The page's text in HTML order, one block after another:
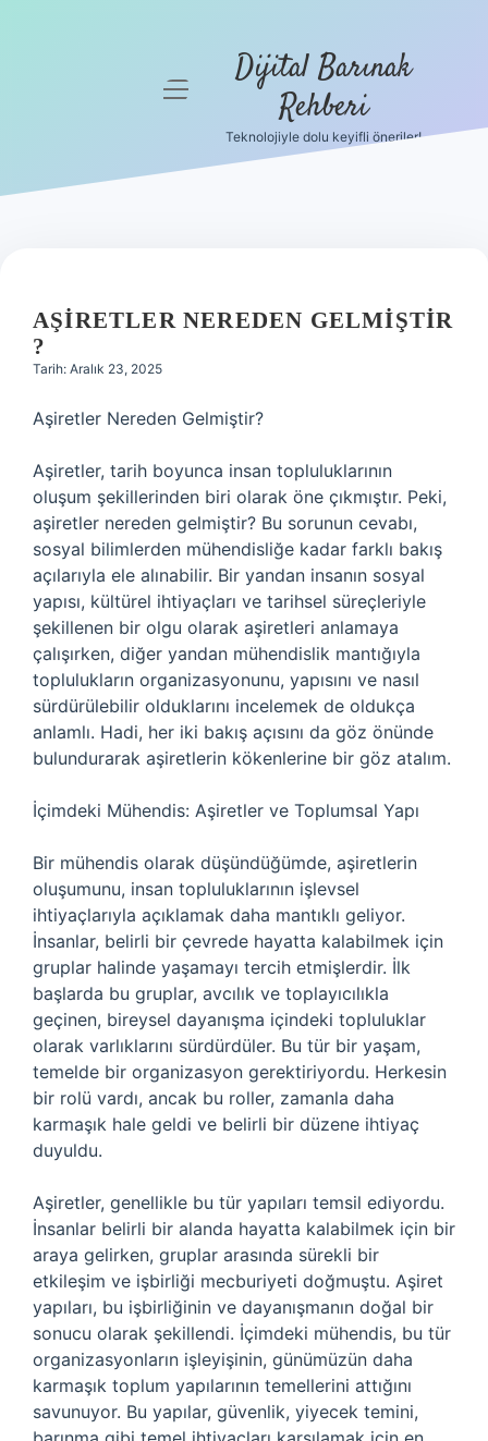
Hakkımızda
menüyü
Dijital Barınak
Rehberi
Teknolojiyle dolu keyifli öneriler!
AŞIRETLER NEREDEN GELMIŞTIR
?
Tarih: Aralık 23, 2025
Aşiretler Nereden Gelmiştir?
Aşiretler, tarih boyunca insan topluluklarının
oluşum şekillerinden biri olarak öne çıkmıştır. Peki,
aşiretler nereden gelmiştir? Bu sorunun cevabı,
sosyal bilimlerden mühendisliğe kadar farklı bakış
açılarıyla ele alınabilir. Bir yandan insanın sosyal
yapısı, kültürel ihtiyaçları ve tarihsel süreçleriyle
şekillenen bir olgu olarak aşiretleri anlamaya
çalışırken, diğer yandan mühendislik mantığıyla
toplulukların organizasyonunu, yapısını ve nasıl
sürdürülebilir olduklarını incelemek de oldukça
anlamlı. Hadi, her iki bakış açısını da göz önünde
bulundurarak aşiretlerin kökenlerine bir göz atalım.
İçimdeki Mühendis: Aşiretler ve Toplumsal Yapı
Bir mühendis olarak düşündüğümde, aşiretlerin
oluşumunu, insan topluluklarının işlevsel
ihtiyaçlarıyla açıklamak daha mantıklı geliyor.
İnsanlar, belirli bir çevrede hayatta kalabilmek için
gruplar halinde yaşamayı tercih etmişlerdir. İlk
başlarda bu gruplar, avcılık ve toplayıcılıkla
geçinen, bireysel dayanışma içindeki topluluklar
olarak varlıklarını sürdürdüler. Bu tür bir yaşam,
temelde bir organizasyon gerektiriyordu. Herkesin
bir rolü vardı, ancak bu roller, zamanla daha
karmaşık hale geldi ve belirli bir düzene ihtiyaç
duyuldu.
Aşiretler, genellikle bu tür yapıları temsil ediyordu.
İnsanlar belirli bir alanda hayatta kalabilmek için bir
araya gelirken, gruplar arasında sürekli bir
etkileşim ve işbirliği mecburiyeti doğmuştu. Aşiret
yapıları, bu işbirliğinin ve dayanışmanın doğal bir
sonucu olarak şekillendi. İçimdeki mühendis, bu tür
organizasyonların işleyişinin, günümüzün daha
karmaşık toplum yapılarının temellerini attığını
savunuyor. Bu yapılar, güvenlik, yiyecek temini,